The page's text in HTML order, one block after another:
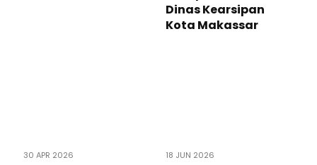
Dinas Kearsipan
Kota Makassar
30 APR 2026 18 JUN 2026